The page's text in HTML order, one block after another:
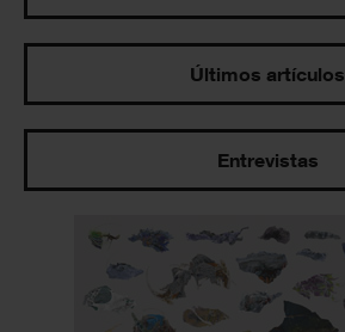
Últimos artículos
Entrevistas